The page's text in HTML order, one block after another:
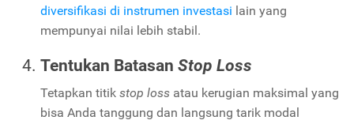
diversifikasi di instrumen investasi lain yang
mempunyai nilai lebih stabil.
Tentukan Batasan Stop Loss
Tetapkan titik stop loss atau kerugian maksimal yang
bisa Anda tanggung dan langsung tarik modal